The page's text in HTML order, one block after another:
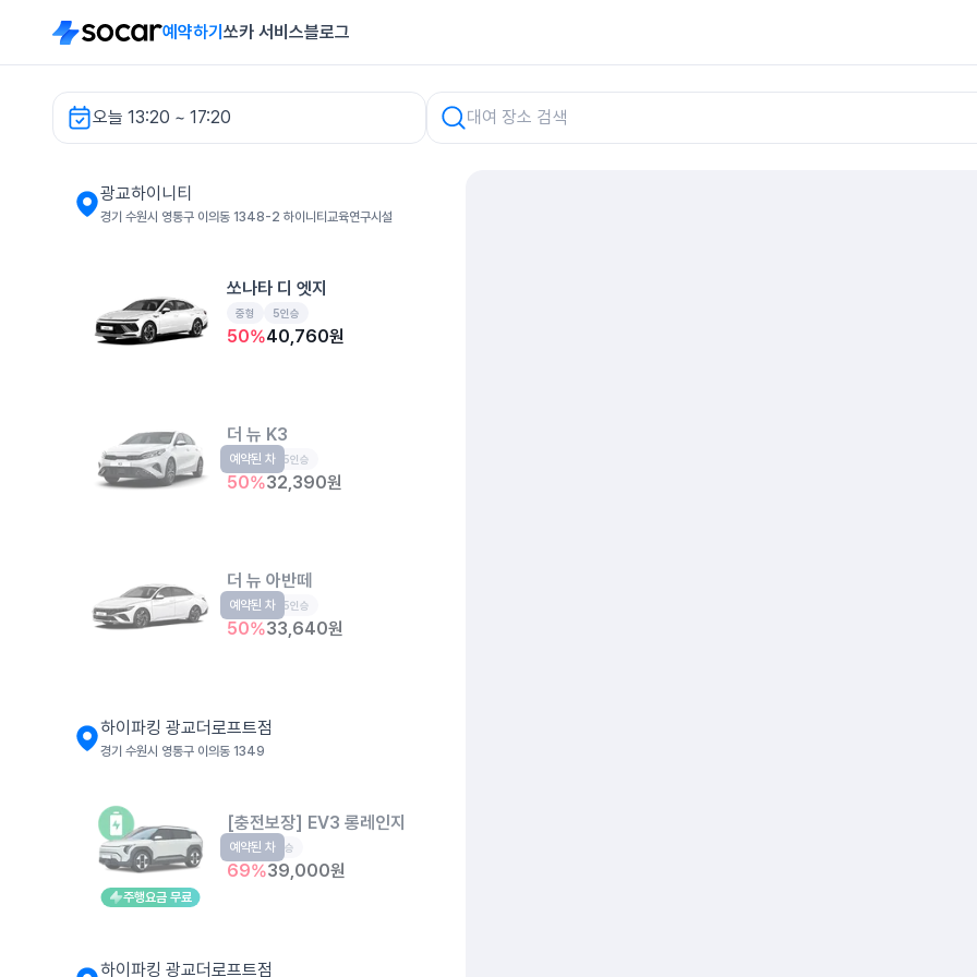
예약하기 쏘카 서비스블로그
오늘 13:20 ~ 17:20
광교하이니티 렌터카
광교하이니티
경기 수원시 영통구 이의동 1348-2 하이니티교육연구시설
쏘나타 디 엣지
중형 5인승
50%40,760원
더 뉴 K3
준중형 5인승
50%32,390원
예약된 차
더 뉴 아반떼
준중형 5인승
50%33,640원
예약된 차
하이파킹 광교더로프트점
경기 수원시 영통구 이의동 1349
주행요금 무료
[충전보장] EV3 롱레인지
EV 5인승
69%39,000원
예약된 차
하이파킹 광교더로프트점